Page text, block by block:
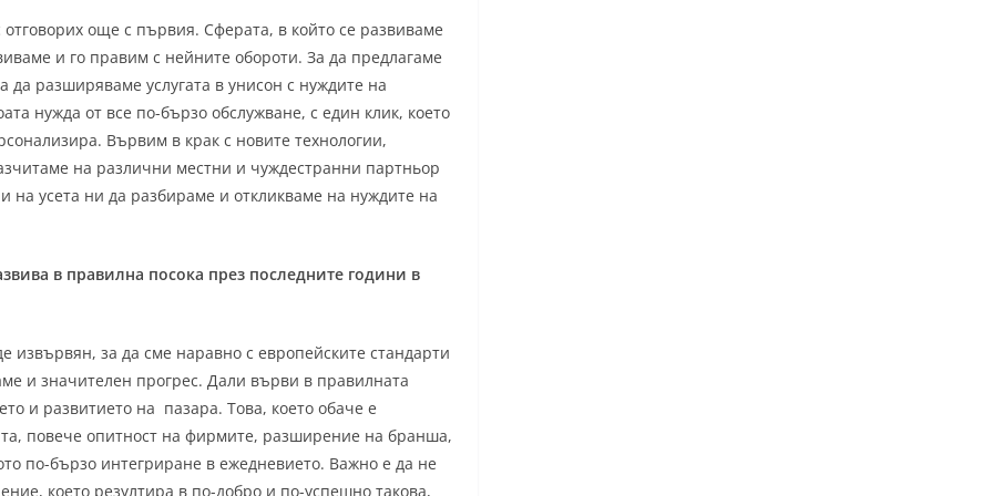
още с първия. Сферата, в който се развиваме
и го правим с нейните обороти. За да предлагаме
да разширяваме услугата в унисон с нуждите на
нужда от все по-бързо обслужване, с един клик, което
Вървим в крак с новите технологии,
на различни местни и чуждестранни партньор
на усета ни да разбираме и откликваме на нуждите на
в правилна посока през последните години в
за да сме наравно с европейските стандарти
и значителен прогрес. Дали върви в правилната
и развитието на пазара. Това, което обаче е
повече опитност на фирмите, разширение на бранша,
по-бързо интегриране в ежедневието. Важно е да не
което резултира в по-добро и по-успешно такова,